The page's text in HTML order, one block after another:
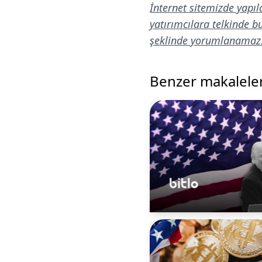
İnternet sitemizde
yatırımcılara telkinde
şeklinde
Benzer